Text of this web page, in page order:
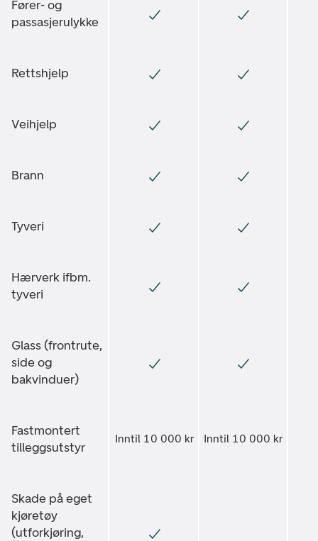
Fører- og
passasjerulykke
Rettshjelp
Veihjelp
Brann
Tyveri
Hærverk ifbm.
tyveri
Glass (frontrute,
side og
bakvinduer)
Fastmontert
tilleggsutstyr
Inntil 10 000 kr Inntil 10 000 kr
Skade på eget
kjøretøy
(utforkjøring,